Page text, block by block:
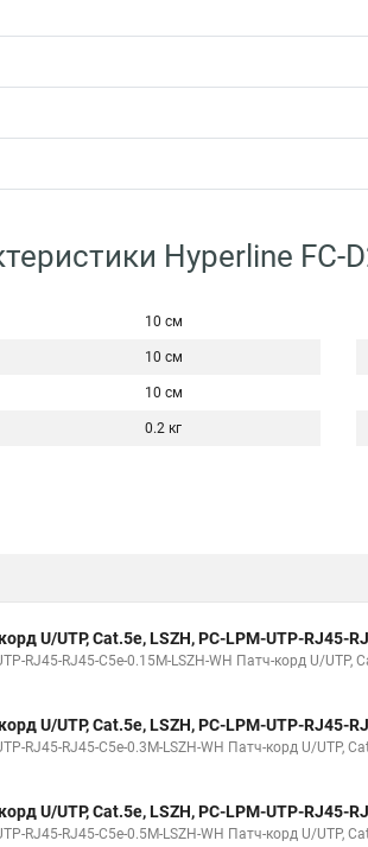
Hyperline FC-
10 см
10 см
10 см
0.2 кг
U/UTP, Cat.5е, LSZH, PC-LPM-UTP-RJ45-
RJ45-RJ45-C5e-0.15M-LSZH-WH Патч-корд U/UTP,
U/UTP, Cat.5е, LSZH, PC-LPM-UTP-RJ45-
RJ45-RJ45-C5e-0.3M-LSZH-WH Патч-корд U/UTP,
U/UTP, Cat.5e, LSZH, PC-LPM-UTP-RJ45-
RJ45-RJ45-C5e-0.5M-LSZH-WH Патч-корд U/UTP,